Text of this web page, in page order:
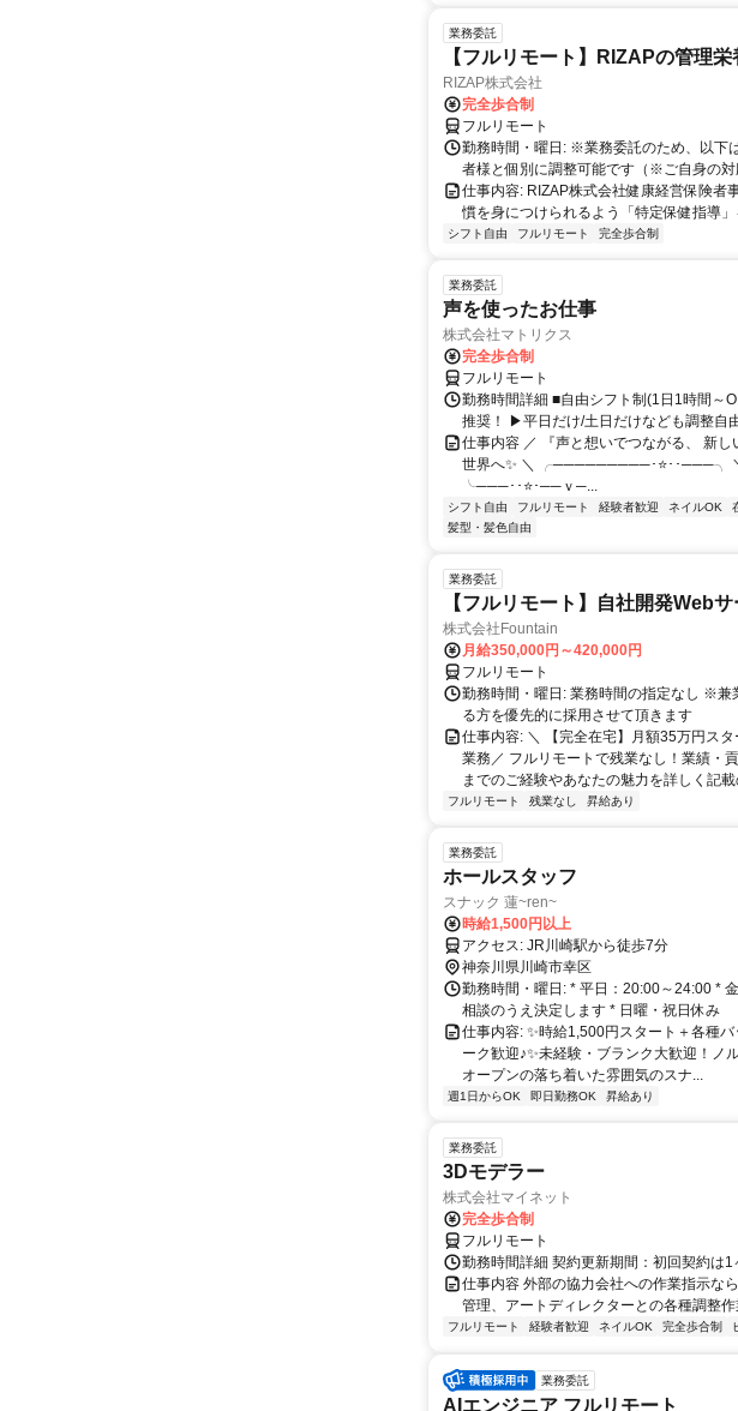
業務委託
【フルリモート】RIZAPの管理
RIZAP株式会社
完全歩合制
フルリモート
勤務時間・曜日: ※業務委託のため、以下
者様と個別に調整可能です（※ご自身の
仕事内容: RIZAP株式会社健康経営保険者
慣を身につけられるよう「特定保健指導
シフト自由 フルリモート 完全歩合制
業務委託
声を使ったお仕事
株式会社マトリクス
完全歩合制
フルリモート
勤務時間詳細 ■自由シフト制(1日1時間～
推奨！ ▶平日だけ/土日だけなども調整自
仕事内容 ／ 『声と想いでつながる、 新
世界へ✨ ＼ ╭─────────･⭐･･───╮ ＼
╰───･･⭐･──ｖ─...
シフト自由 フルリモート 経験者歓迎 ネイルOK
髪型・髪色自由
業務委託
【フルリモート】自社開発Web
株式会社Fountain
月給350,000円～420,000円
フルリモート
勤務時間・曜日: 業務時間の指定なし ※兼
る方を優先的に採用させて頂きます
仕事内容: ＼ 【完全在宅】月額35万円ス
業務／ フルリモートで残業なし！業績・
までのご経験やあなたの魅力を詳しく記載
フルリモート 残業なし 昇給あり
業務委託
ホールスタッフ
スナック 蓮~ren~
時給1,500円以上
アクセス: JR川崎駅から徒歩7分
神奈川県川崎市幸区
勤務時間・曜日: * 平日：20:00～24:00 *
相談のうえ決定します * 日曜・祝日休み
仕事内容: ✨時給1,500円スタート＋各種
ーク歓迎♪✨未経験・ブランク大歓迎！ノ
オープンの落ち着いた雰囲気のスナ...
週1日からOK 即日勤務OK 昇給あり
業務委託
3Dモデラー
株式会社マイネット
完全歩合制
フルリモート
勤務時間詳細 契約更新期間：初回契約は
仕事内容 外部の協力会社への作業指示な
管理、アートディレクターとの各種調整
フルリモート 経験者歓迎 ネイルOK 完全歩合制
業務委託
AIエンジニア フルリモート